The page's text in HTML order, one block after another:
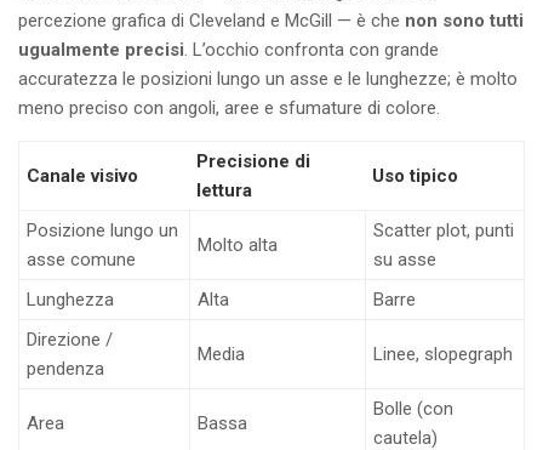
percezione grafica di Cleveland e McGill — è che non sono tutti
ugualmente precisi . L’occhio confronta con grande
accuratezza le posizioni lungo un asse e le lunghezze; è molto
meno preciso con angoli, aree e sfumature di colore.
Canale visivo
Precisione di
lettura
Uso tipico
Posizione lungo un
asse comune
Molto alta
Scatter plot, punti
su asse
Lunghezza
Alta
Barre
Direzione /
pendenza
Media Linee, slopegraph
Area Bassa
Bolle (con
cautela)